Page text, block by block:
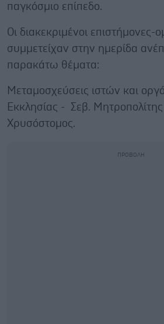
παγκόσμιο επίπεδο.
Οι διακεκριμένοι επιστήμονες-
συμμετείχαν στην ημερίδα
παρακάτω θέματα:
Μεταμοσχεύσεις ιστών και
Εκκλησίας - Σεβ.
Χρυσόστομος.